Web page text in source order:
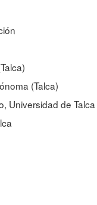
(Talca)
Universidad de Talca